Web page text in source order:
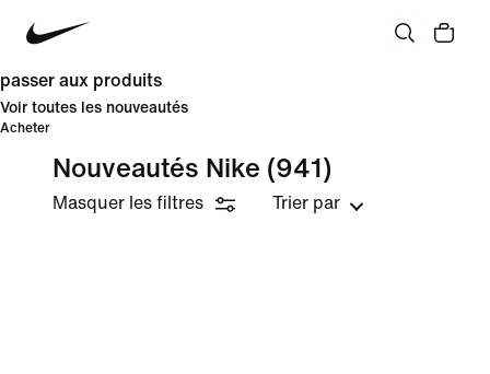
passer aux produits
Voir toutes les nouveautés
Acheter
Nouveautés Nike (941)
Masquer les filtres Trier par